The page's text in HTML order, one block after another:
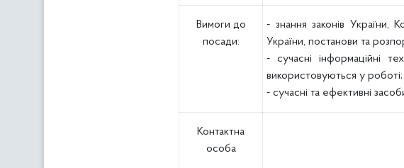
Вимоги до
посади:
- знання законів України,
України, постанови та
- сучасні інформаційні
використовуються у роботі;
- сучасні та ефективні
Контактна
особа